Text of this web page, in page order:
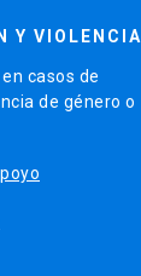
Y VIOLENCIA
casos de
de género o